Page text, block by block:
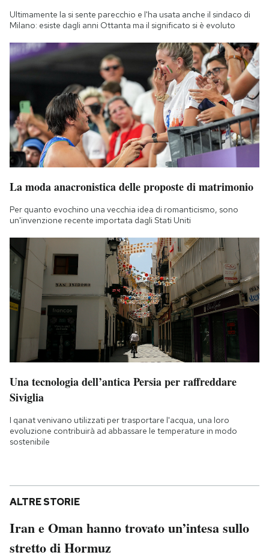
Ultimamente la si sente parecchio e l'ha usata anche il sindaco di
Milano: esiste dagli anni Ottanta ma il significato si è evoluto
La moda anacronistica delle proposte di matrimonio
Per quanto evochino una vecchia idea di romanticismo, sono
un'invenzione recente importata dagli Stati Uniti
Una tecnologia dell’antica Persia per raffreddare
Siviglia
I qanat venivano utilizzati per trasportare l'acqua, una loro
evoluzione contribuirà ad abbassare le temperature in modo
sostenibile
ALTRE STORIE
Iran e Oman hanno trovato un’intesa sullo
stretto di Hormuz